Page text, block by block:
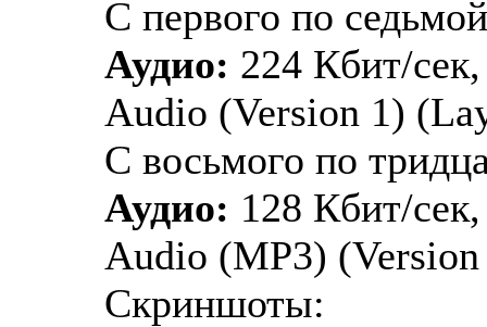
С первого по
Аудио: 224 Кбит/
Audio (Version 1)
С восьмого по
Аудио: 128 Кбит/
Audio (MP3)
Скриншоты: